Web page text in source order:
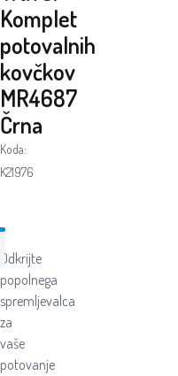
Komplet
potovalnih
kovčkov
MR4687
Črna
Koda:
K21976
Odkrijte
popolnega
spremljevalca
za
vaše
potovanje